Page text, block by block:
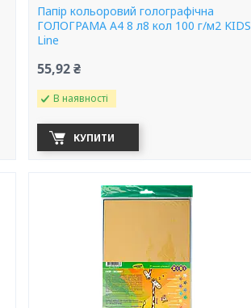
Папір кольоровий голографічна
ГОЛОГРАМА А4 8 л8 кол 100 г/м2 KIDS
Line
55,92 ₴
В наявності
КУПИТИ